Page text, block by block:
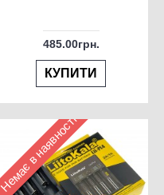
485.00грн.
КУПИТИ
Немає в наявності